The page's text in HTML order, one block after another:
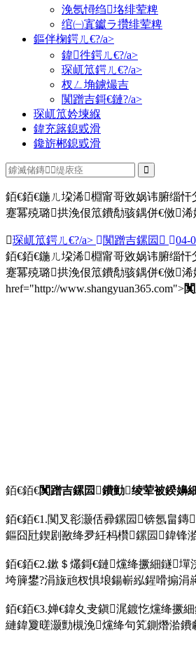
浼氬憳绉垎绯荤粺
绾㈠寘钀ラ攢绯荤粺
鏂伴椈鍔ㄦ€?/a>
鍏徃鍔ㄦ€?/a>
琛屼笟鍔ㄦ€?/a>
杈ㄥ埆鐪熶吉
闃蹭吉鎶€鏈?/a>
琛屼笟妗堜緥
鍏充簬鎴戜滑
鑱旂郴鎴戜滑
銆€銆€鍦ㄦ垜浠棩甯哥敓娲讳腑缁
蹇冪殑璐拱浼佷笟鐨勪骇鍝併€傚
琛屼笟鍔ㄦ€?/a> 闃蹭吉鏍囩
04-
銆€銆€鍦ㄦ垜浠棩甯哥敓娲讳腑缁
蹇冪殑璐拱浼佷笟鐨勪骇鍝併€傚
href="http://www.shangyuan365.com">
銆€銆€闃蹭吉鏍囩鐨勭绫荤被鍨嬶
銆€銆€1.闃叉彮灏佸彛鏍囩锛氬畠
鏂囧瓧鍥剧敾绛夛紝杩欑鏍囩鍏锋
銆€銆€2.鏉＄爜鎶€鏈爣绛撅細鐩
垮簲鐢?涓旇兘杈惧埌鍚嶄紭鍟嗗搧涓
銆€銆€3.婵€鍏夊叏鎭浘鍍忔爣绛撅
縺鍏夐暛灏勯槻浼爣绛句笂鍘熸湁鐨